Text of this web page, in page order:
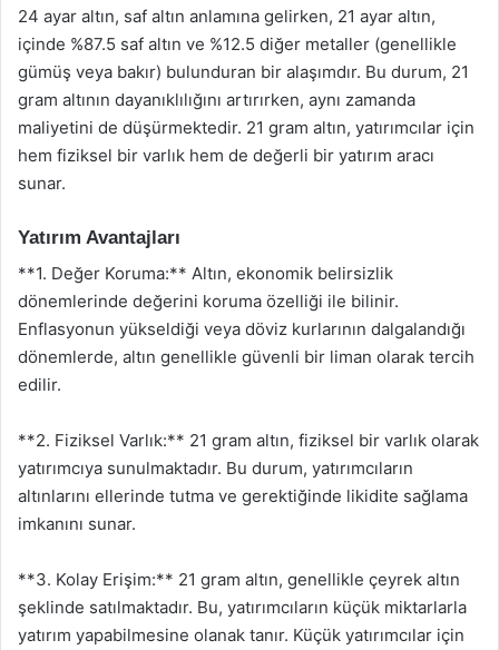
24 ayar altın, saf altın anlamına gelirken, 21 ayar altın,
içinde %87.5 saf altın ve %12.5 diğer metaller (genellikle
gümüş veya bakır) bulunduran bir alaşımdır. Bu durum, 21
gram altının dayanıklılığını artırırken, aynı zamanda
maliyetini de düşürmektedir. 21 gram altın, yatırımcılar için
hem fiziksel bir varlık hem de değerli bir yatırım aracı
sunar.
Yatırım Avantajları
**1. Değer Koruma:** Altın, ekonomik belirsizlik
dönemlerinde değerini koruma özelliği ile bilinir.
Enflasyonun yükseldiği veya döviz kurlarının dalgalandığı
dönemlerde, altın genellikle güvenli bir liman olarak tercih
edilir.
**2. Fiziksel Varlık:** 21 gram altın, fiziksel bir varlık olarak
yatırımcıya sunulmaktadır. Bu durum, yatırımcıların
altınlarını ellerinde tutma ve gerektiğinde likidite sağlama
imkanını sunar.
**3. Kolay Erişim:** 21 gram altın, genellikle çeyrek altın
şeklinde satılmaktadır. Bu, yatırımcıların küçük miktarlarla
yatırım yapabilmesine olanak tanır. Küçük yatırımcılar için